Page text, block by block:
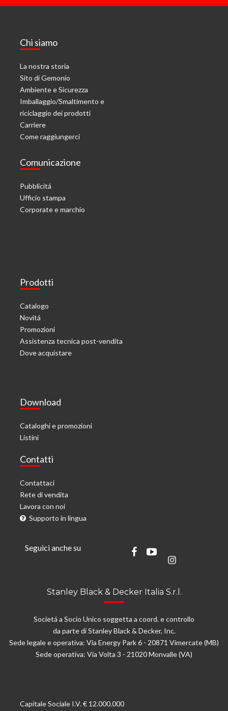
Chi siamo
La nostra storia
Sito di Gemonio
Ambiente e Sicurezza
Imballaggio/Smaltimento e
riciclaggio dei prodotti
Carriere
Come raggiungerci
Comunicazione
Pubblicitá
Ufficio stampa
Corporate e marchio
Prodotti
Catalogo
Novitá
Promozioni
Assistenza tecnica post-vendita
Dove acquistare
Download
Cataloghi e promozioni
Listini
Contatti
Contattaci
Rete di vendita
Lavora con noi
Supporto in lingua
Seguici anche su
Stanley Black & Decker Italia S.r.l.
Societá a Socio Unico soggetta a coord. e controllo
da parte di Stanley Black & Decker, Inc.
Sede legale e operativa: Via Energy Park 6 - 20871 Vimercate (MB)
Sede operativa: Via Volta 3 - 21020 Monvalle (VA)
Capitale Sociale I.V. € 12.000.000